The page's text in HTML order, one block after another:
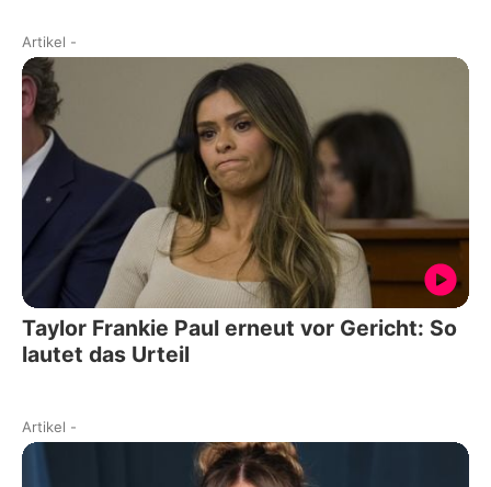
Artikel -
Taylor Frankie Paul erneut vor Gericht: So
lautet das Urteil
Artikel -